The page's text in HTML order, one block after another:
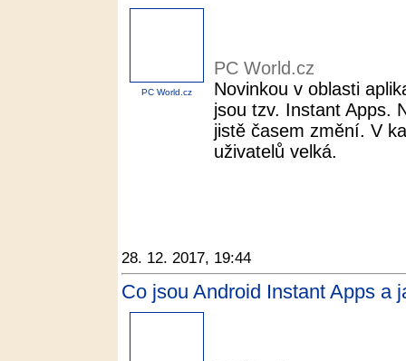
PC World.cz
PC World.cz
Novinkou v oblasti
jsou tzv. Instant Apps.
jistě časem změní. V
uživatelů velká.
28. 12. 2017, 19:44
Co jsou Android Instant Apps a